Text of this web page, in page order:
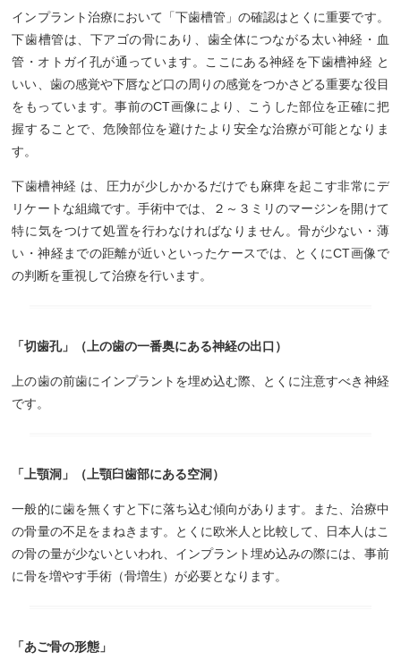
インプラント治療において「下歯槽管」の確認はとくに重要です。
下歯槽管は、下アゴの骨にあり、歯全体につながる太い神経・血
管・オトガイ孔が通っています。ここにある神経を下歯槽神経 と
いい、歯の感覚や下唇など口の周りの感覚をつかさどる重要な役目
をもっています。事前のCT画像により、こうした部位を正確に把
握することで、危険部位を避けたより安全な治療が可能となりま
す。
下歯槽神経 は、圧力が少しかかるだけでも麻痺を起こす非常にデ
リケートな組織です。手術中では、２～３ミリのマージンを開けて
特に気をつけて処置を行わなければなりません。骨が少ない・薄
い・神経までの距離が近いといったケースでは、とくにCT画像で
の判断を重視して治療を行います。
「切歯孔」（上の歯の一番奥にある神経の出口）
上の歯の前歯にインプラントを埋め込む際、とくに注意すべき神経
です。
「上顎洞」（上顎臼歯部にある空洞）
一般的に歯を無くすと下に落ち込む傾向があります。また、治療中
の骨量の不足をまねきます。とくに欧米人と比較して、日本人はこ
の骨の量が少ないといわれ、インプラント埋め込みの際には、事前
に骨を増やす手術（骨増生）が必要となります。
「あご骨の形態」